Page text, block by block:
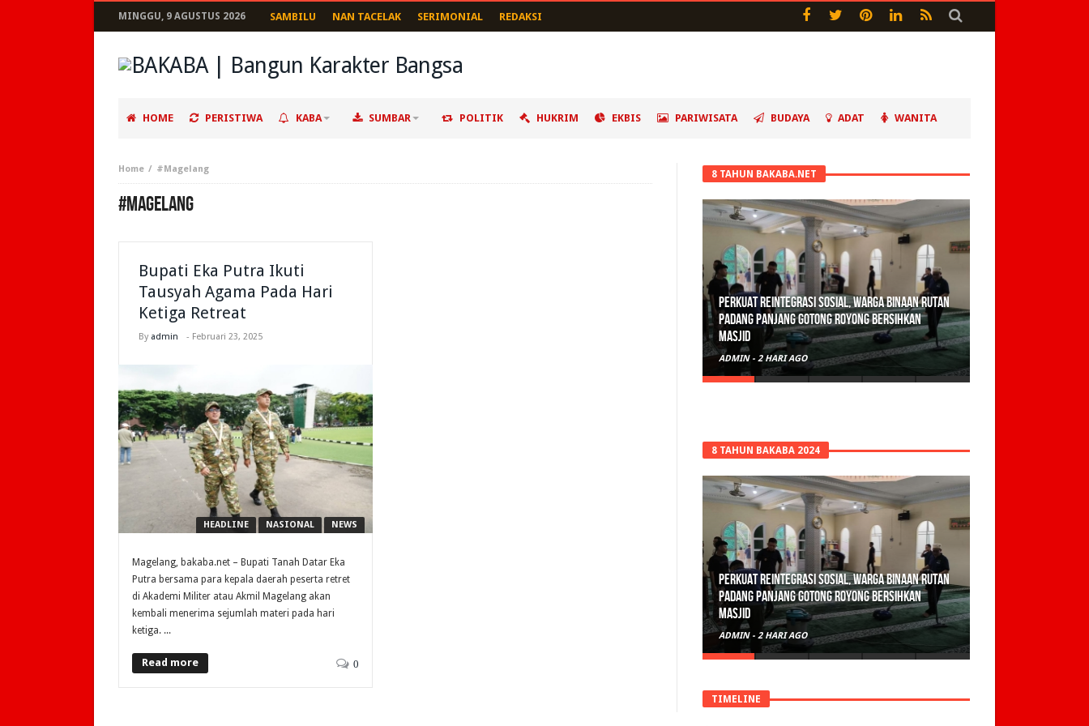
MINGGU, 9 AGUSTUS 2026 SAMBILU NAN TACELAK SERIMONIAL REDAKSI
HOME PERISTIWA KABA SUMBAR POLITIK HUKRIM EKBIS PARIWISATA BUDAYA ADAT WANITA
Home #Magelang
#MAGELANG
Bupati Eka Putra Ikuti
Tausyah Agama Pada Hari
Ketiga Retreat
By admin - Februari 23, 2025
HEADLINE NASIONAL NEWS
Magelang, bakaba.net – Bupati Tanah Datar Eka
Putra bersama para kepala daerah peserta retret
di Akademi Militer atau Akmil Magelang akan
kembali menerima sejumlah materi pada hari
ketiga. ...
Read more 0
8 TAHUN BAKABA.NET
Perkuat Reintegrasi Sosial, Warga Binaan Rutan
Padang Panjang Gotong Royong Bersihkan
Masjid
ADMIN - 2 HARI AGO
8 TAHUN BAKABA 2024
Perkuat Reintegrasi Sosial, Warga Binaan Rutan
Padang Panjang Gotong Royong Bersihkan
Masjid
ADMIN - 2 HARI AGO
TIMELINE